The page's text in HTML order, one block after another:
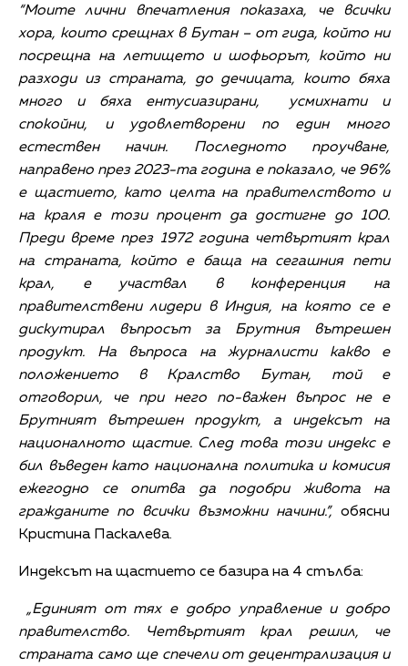
“Моите лични впечатления показаха, че всички
хора, които срещнах в Бутан – от гида, който ни
посрещна на летището и шофьорът, който ни
разходи из страната, до дечицата, които бяха
много и бяха ентусиазирани, усмихнати и
спокойни, и удовлетворени по един много
естествен начин. Последното проучване,
направено през 2023-та година е показало, че 96%
е щастието, като целта на правителството и
на краля е този процент да достигне до 100.
Преди време през 1972 година четвъртият крал
на страната, който е баща на сегашния пети
крал, е участвал в конференция на
правителствени лидери в Индия, на която се е
дискутирал въпросът за Брутния вътрешен
продукт. На въпроса на журналисти какво е
положението в Кралство Бутан, той е
отговорил, че при него по-важен въпрос не е
Брутният вътрешен продукт, а индексът на
националното щастие. След това този индекс е
бил въведен като национална политика и комисия
ежегодно се опитва да подобри живота на
гражданите по всички възможни начини.”,обясни
Кристина Паскалева.
Индексът на щастието се базира на 4 стълба:
„Единият от тях е добро управление и добро
правителство. Четвъртият крал решил, че
страната само ще спечели от децентрализация и